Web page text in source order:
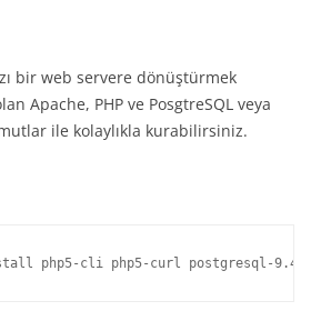
bir web servere dönüştürmek
Apache, PHP ve PosgtreSQL veya
ile kolaylıkla kurabilirsiniz.
php5-cli php5-curl postgresql-9.4